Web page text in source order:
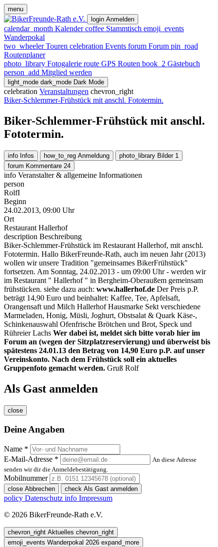
menu
login Anmelden
calendar_month Kalender coffee Stammtisch emoji_events
Wanderpokal
two_wheeler Touren celebration Events forum Forum pin_road
Routenplaner
photo_library Fotogalerie route GPS Routen book_2 Gästebuch
person_add Mitglied werden
light_mode dark_mode Dark Mode
celebration Veranstaltungen chevron_right
Biker-Schlemmer-Frühstück mit anschl. Fototermin.
Biker-Schlemmer-Frühstück mit anschl.
Fototermin.
info Infos how_to_reg Anmeldung photo_library Bilder 1
forum Kommentare 24
info Veranstalter & allgemeine Informationen
person
RolfI
Beginn
24.02.2013, 09:00 Uhr
Ort
Restaurant Hallerhof
description Beschreibung
Biker-Schlemmer-Frühstück im Restaurant Hallerhof, mit anschl.
Fototermin. Hallo BikerFreunde-Rath, auch im neuen Jahr (2013)
wollen wir unsere Tradition "gemeinsames BikerFrühstück"
fortsetzen. Am Sonntag, 24.02.2013 - um 09:00 Uhr - werden wir
im Restaurant " Hallerhof " in Bergheim-Oberaußem gemeinsam
frühstücken. siehe dazu auch: www.hallerhof.de Der Preis p.P.
beträgt 14,90 Euro und beinhaltet: Kaffee, Tee, Apfelsaft,
Orangensaft und Milch Hallerhof Hausmarke Sekt verschiedene
Marmeladen, Honig, Müsli, Joghurt, Obstsalat & Quark Käse-,
Schinkenauswahl Ofenfrische Brötchen und Brot, Speck und
Rühreier Lachs Wer dabei ist, meldet sich bitte vorab hier im
Forum an (wegen der Sitzplatzreservierung) und überweist bis
spätestens 24.01.13 den Betrag von 14,90 Euro p.P. auf unser
Vereinskonto. Nach dem Frühstück soll ein aktuelles
Gruppenfoto gemacht werden. Gruß Rolf
Als Gast anmelden
close
Deine Angaben
Name *
E-Mail-Adresse *
An diese Adresse
senden wir dir die Anmeldebestätigung.
Mobilnummer
close Abbrechen check Als Gast anmelden
policy Datenschutz info Impressum
© 2026 BikerFreunde-Rath e.V.
chevron_right Aktuelles chevron_right
emoji_events Wanderpokal 2026 expand_more